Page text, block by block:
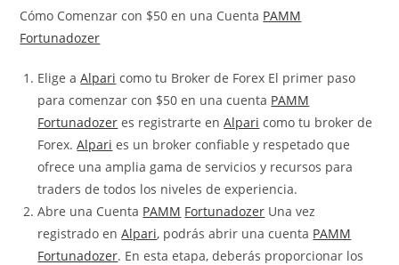
Cómo Comenzar con $50 en una Cuenta PAMM
Fortunadozer
Elige aAlpari como tu Broker de Forex El primer paso
para comenzar con $50 en una cuenta PAMM
Fortunadozer es registrarte enAlpari como tu broker de
Forex.Alpari es un broker confiable y respetado que
ofrece una amplia gama de servicios y recursos para
traders de todos los niveles de experiencia.
Abre una Cuenta PAMM Fortunadozer Una vez
registrado enAlpari, podrás abrir una cuenta PAMM
Fortunadozer. En esta etapa, deberás proporcionar los